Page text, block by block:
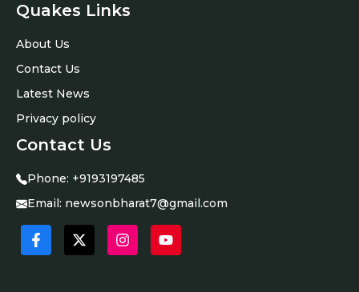
Quakes Links
About Us
Contact Us
Latest News
Privacy policy
Contact Us
Phone: +9193197485
Email: newsonbharat7@gmail.com